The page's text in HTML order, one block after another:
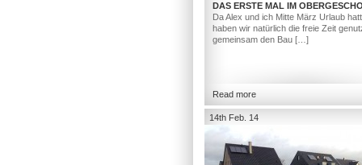
DAS ERSTE MAL IM
Da Alex und ich Mitte März Urlaub
haben wir natürlich die freie Zeit
gemeinsam den Bau […]
Read more
14th Feb. 14